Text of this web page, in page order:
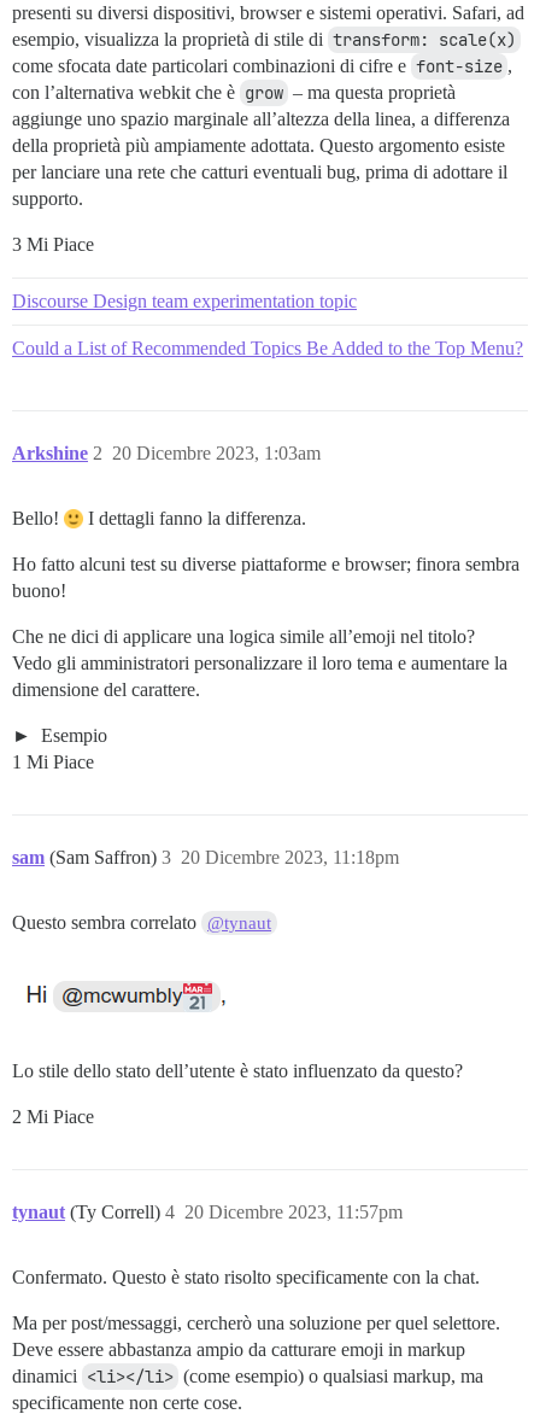
presenti su diversi dispositivi, browser e sistemi operativi. Safari, ad
esempio, visualizza la proprietà di stile di transform: scale(x)
come sfocata date particolari combinazioni di cifre e font-size ,
con l’alternativa webkit che è grow – ma questa proprietà
aggiunge uno spazio marginale all’altezza della linea, a differenza
della proprietà più ampiamente adottata. Questo argomento esiste
per lanciare una rete che catturi eventuali bug, prima di adottare il
supporto.
3 Mi Piace
Discourse Design team experimentation topic
Could a List of Recommended Topics Be Added to the Top Menu?
Arkshine 20 Dicembre 2023, 1:03am
2
Bello! I dettagli fanno la differenza.
Ho fatto alcuni test su diverse piattaforme e browser; finora sembra
buono!
Che ne dici di applicare una logica simile all’emoji nel titolo?
Vedo gli amministratori personalizzare il loro tema e aumentare la
dimensione del carattere.
Esempio
1 Mi Piace
sam (Sam Saffron) 20 Dicembre 2023, 11:18pm
3
Questo sembra correlato @tynaut
Lo stile dello stato dell’utente è stato influenzato da questo?
2 Mi Piace
tynaut (Ty Correll) 20 Dicembre 2023, 11:57pm
4
Confermato. Questo è stato risolto specificamente con la chat.
Ma per post/messaggi, cercherò una soluzione per quel selettore.
Deve essere abbastanza ampio da catturare emoji in markup
dinamici <li></li> (come esempio) o qualsiasi markup, ma
specificamente non certe cose.